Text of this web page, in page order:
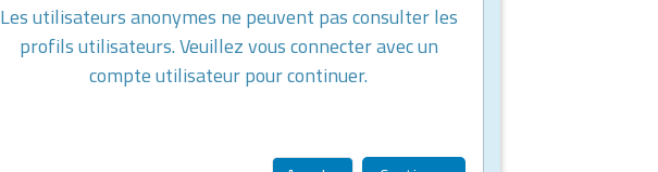
Les utilisateurs anonymes ne peuvent pas consulter les
profils utilisateurs. Veuillez vous connecter avec un
compte utilisateur pour continuer.